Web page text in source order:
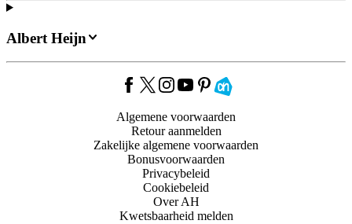
Albert Heijn
Algemene voorwaarden
Retour aanmelden
Zakelijke algemene voorwaarden
Bonusvoorwaarden
Privacybeleid
Cookiebeleid
Over AH
Kwetsbaarheid melden